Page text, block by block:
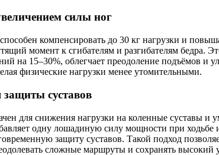
силы ног
компенсировать до 30 кг нагрузки и
момент к сгибателям и разгибателям бедра.
на 15–30%, облегчает преодоление подъёмов и
физические нагрузки менее утомительными.
суставов
для снижения нагрузки на коленные суставы и
одну лошадиную силу мощности при ходьбе
защиту суставов. Такой подход
сложные маршруты и сохранять высокий